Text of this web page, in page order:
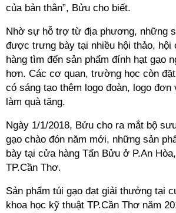
của bản thân”, Bửu cho biết.
Nhờ sự hỗ trợ từ địa phương, những
được trưng bày tại nhiều hội thảo,
hàng tìm đến sản phẩm đính hạt gạo
hơn. Các cơ quan, trường học còn
có sáng tạo thêm logo đoàn, logo đơn
làm quà tặng.
Ngày 1/1/2018, Bửu cho ra mắt bộ
gạo chào đón năm mới, những sản
bày tại cửa hàng Tấn Bửu ở P.An
TP.Cần Thơ.
Sản phẩm túi gạo đạt giải thưởng tại
khoa học kỹ thuật TP.Cần Thơ năm